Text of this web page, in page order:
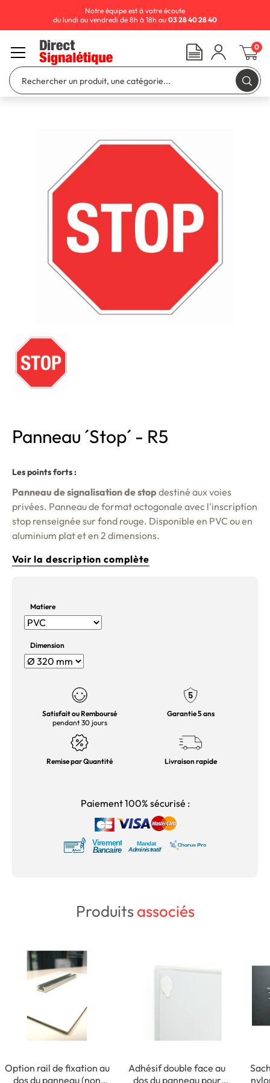
Panneau ´Stop´ - R5
Les points forts :
Panneau de signalisation de stop destiné aux voies
privées. Panneau de format octogonale avec l'inscription
stop renseignée sur fond rouge. Disponible en PVC ou en
aluminium plat et en 2 dimensions.
Voir la description complète
Matiere
Dimension
Satisfait ou Remboursé
pendant 30 jours
Garantie 5 ans
Remise par Quantité Livraison rapide
Paiement 100% sécurisé :
Produitsassociés
Option rail de fixation au
dos du panneau (non
Adhésif double face au
dos du panneau pour
Notre équipe est à votre écoute
du lundi au vendredi de 8h à 18h au 03 28 40 28 40
0